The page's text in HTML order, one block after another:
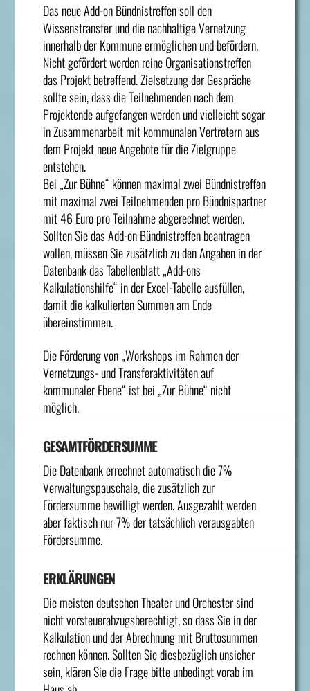
Das neue Add-on Bündnistreffen soll den
Wissenstransfer und die nachhaltige Vernetzung
innerhalb der Kommune ermöglichen und befördern.
Nicht gefördert werden reine Organisationstreffen
das Projekt betreffend. Zielsetzung der Gespräche
sollte sein, dass die Teilnehmenden nach dem
Projektende aufgefangen werden und vielleicht sogar
in Zusammenarbeit mit kommunalen Vertretern aus
dem Projekt neue Angebote für die Zielgruppe
entstehen.
Bei „Zur Bühne“ können maximal zwei Bündnistreffen
mit maximal zwei Teilnehmenden pro Bündnispartner
mit 46 Euro pro Teilnahme abgerechnet werden.
Sollten Sie das Add-on Bündnistreffen beantragen
wollen, müssen Sie zusätzlich zu den Angaben in der
Datenbank das Tabellenblatt „Add-ons
Kalkulationshilfe“ in der Excel-Tabelle ausfüllen,
damit die kalkulierten Summen am Ende
übereinstimmen.
Die Förderung von „Workshops im Rahmen der
Vernetzungs- und Transferaktivitäten auf
kommunaler Ebene“ ist bei „Zur Bühne“ nicht
möglich.
GESAMTFÖRDERSUMME
Die Datenbank errechnet automatisch die 7%
Verwaltungspauschale, die zusätzlich zur
Fördersumme bewilligt werden. Ausgezahlt werden
aber faktisch nur 7% der tatsächlich verausgabten
Fördersumme.
ERKLÄRUNGEN
Die meisten deutschen Theater und Orchester sind
nicht vorsteuerabzugsberechtigt, so dass Sie in der
Kalkulation und der Abrechnung mit Bruttosummen
rechnen können. Sollten Sie diesbezüglich unsicher
sein, klären Sie die Frage bitte unbedingt vorab im